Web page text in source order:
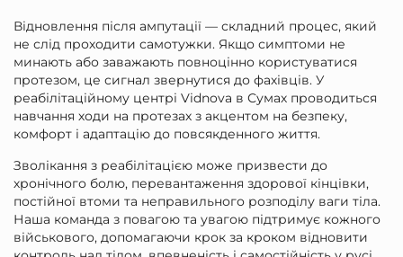
Відновлення після ампутації — складний процес, який
не слід проходити самотужки. Якщо симптоми не
минають або заважають повноцінно користуватися
протезом, це сигнал звернутися до фахівців. У
реабілітаційному центрі Vidnova в Сумах проводиться
навчання ходи на протезах з акцентом на безпеку,
комфорт і адаптацію до повсякденного життя.
Зволікання з реабілітацією може призвести до
хронічного болю, перевантаження здорової кінцівки,
постійної втоми та неправильного розподілу ваги тіла.
Наша команда з повагою та увагою підтримує кожного
військового, допомагаючи крок за кроком відновити